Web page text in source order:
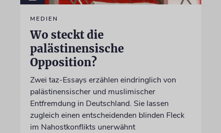
MEDIEN
Wo steckt die
palästinensische
Opposition?
Zwei taz-Essays erzählen eindringlich von
palästinensischer und muslimischer
Entfremdung in Deutschland. Sie lassen
zugleich einen entscheidenden blinden Fleck
im Nahostkonflikts unerwähnt